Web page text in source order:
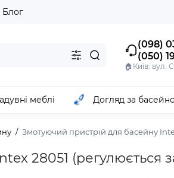
Блог
(098)
(050)
🏠Київ: вул.
меблі Догляд за
Змотуючий пристрій для басейну
28051 (регулюється